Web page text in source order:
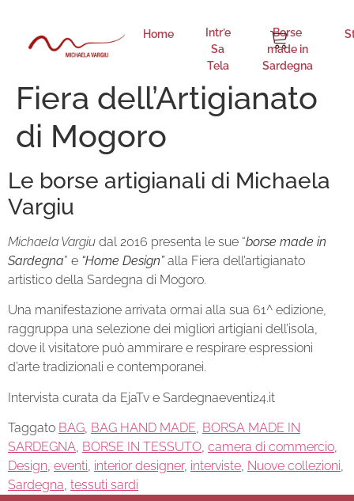
Home
Intr’e
Sa
Tela
Borse
made in
Sardegna
Fiera dell’Artigianato
di Mogoro
Le borse artigianali di Michaela
Vargiu
Michaela Vargiu dal 2016 presenta le sue “borse made in
Sardegna” e “Home Design”alla Fiera dell’artigianato
artistico della Sardegna di Mogoro.
Una manifestazione arrivata ormai alla sua 61^ edizione,
raggruppa una selezione dei migliori artigiani dell’isola,
dove il visitatore può ammirare e respirare espressioni
d’arte tradizionali e contemporanei.
Intervista curata da EjaTv e Sardegnaeventi24.it
Taggato BAG, BAG HAND MADE, BORSA MADE IN
SARDEGNA, BORSE IN TESSUTO, camera di commercio,
Design, eventi, interior designer, interviste, Nuove collezioni,
Sardegna, tessuti sardi